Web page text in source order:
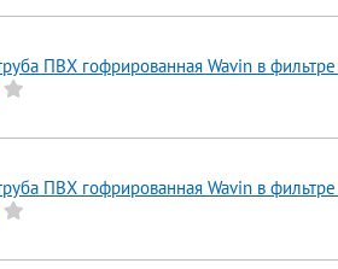
ПВХ гофрированная Wavin в
ПВХ гофрированная Wavin в